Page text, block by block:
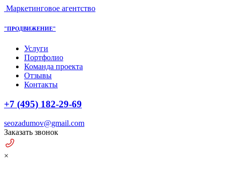
Маркетинговое агентство
"ПРОДВИЖЕНИЕ"
Услуги
Портфолио
Команда проекта
Отзывы
Контакты
+7 (495) 182-29-69
seozadumov@gmail.com
Заказать звонок
×